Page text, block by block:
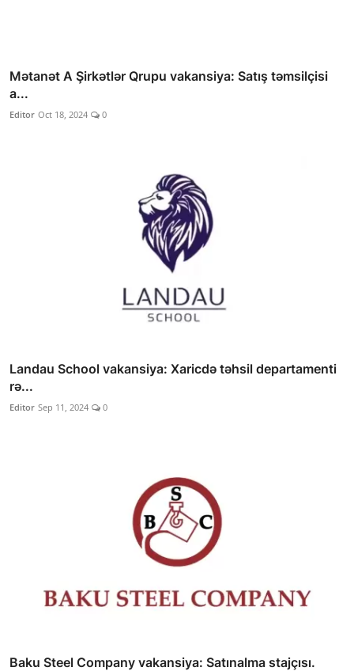
Mətanət A Şirkətlər Qrupu vakansiya: Satış təmsilçisi
a...
Editor Oct 18, 2024 0
Landau School vakansiya: Xaricdə təhsil departamenti
rə...
Editor Sep 11, 2024 0
Baku Steel Company vakansiya: Satınalma stajçısı.